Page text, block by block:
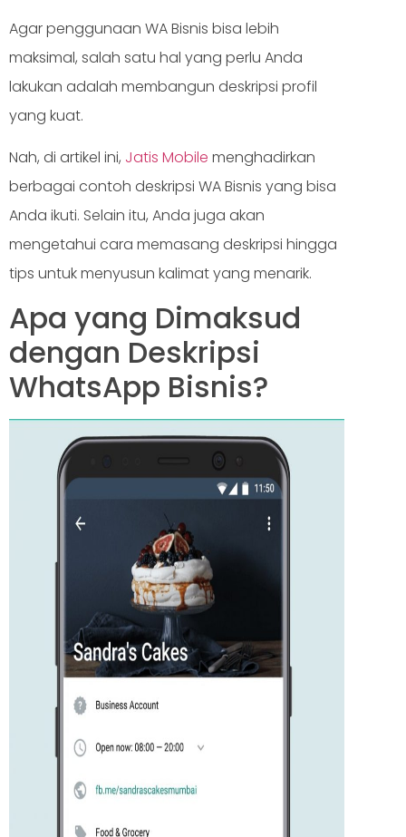
Agar penggunaan WA Bisnis bisa lebih
maksimal, salah satu hal yang perlu Anda
lakukan adalah membangun deskripsi profil
yang kuat.
Nah, di artikel ini, Jatis Mobile menghadirkan
berbagai contoh deskripsi WA Bisnis yang bisa
Anda ikuti. Selain itu, Anda juga akan
mengetahui cara memasang deskripsi hingga
tips untuk menyusun kalimat yang menarik.
Apa yang Dimaksud
dengan Deskripsi
WhatsApp Bisnis?